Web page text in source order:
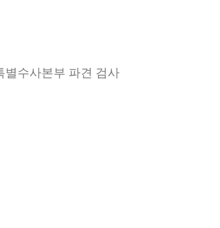
별수사본부 파견 검사